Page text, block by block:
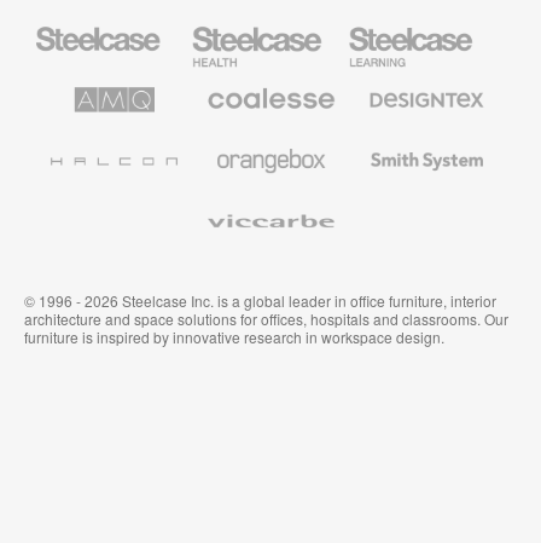
Steelcase
para
sanidad
Steelcase
para
educación
Steelcase
Solutions
premium
System
© 1996 - 2026 Steelcase Inc. is a global leader in office furniture, interior
architecture and space solutions for offices, hospitals and classrooms. Our
furniture is inspired by innovative research in workspace design.